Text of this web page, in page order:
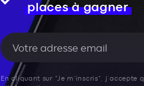
places à gagner
En cliquant sur "Je m'inscris", j’accepte